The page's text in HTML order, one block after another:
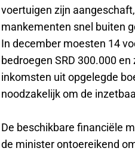
voertuigen zijn
mankementen snel buiten
In december moesten 14
bedroegen SRD 300.000
inkomsten uit opgelegde
noodzakelijk om de
De beschikbare financiële
de minister ontoereikend